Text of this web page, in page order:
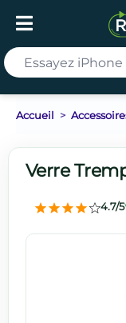
Accueil
Verre
4.7/5